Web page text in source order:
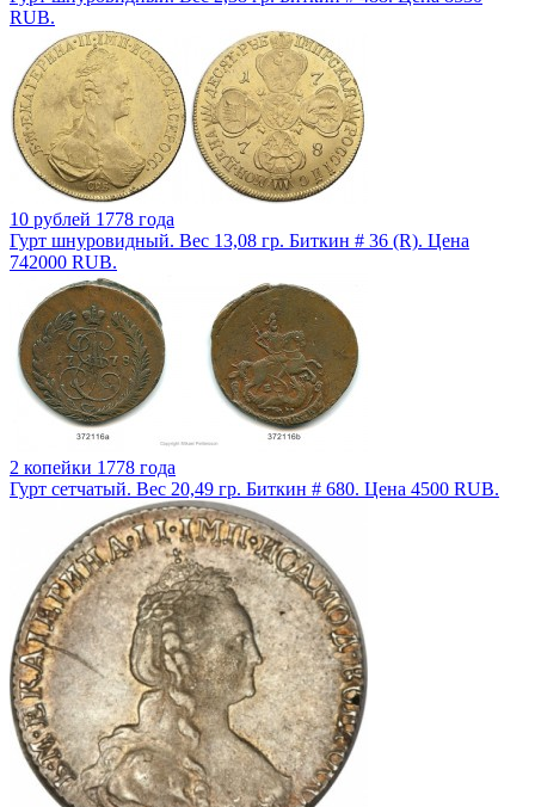
RUB.
10 рублей 1778 года
Гурт шнуровидный. Вес 13,08 гр. Биткин # 36 (R). Цена
742000 RUB.
2 копейки 1778 года
Гурт сетчатый. Вес 20,49 гр. Биткин # 680. Цена 4500 RUB.